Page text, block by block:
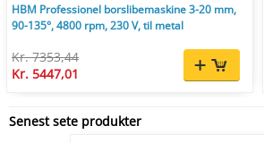
HBM Professionel borslibemaskine 3-20 mm,
90-135°, 4800 rpm, 230 V, til metal
Kr. 7353,44
Kr. 5447,01
Senest sete produkter